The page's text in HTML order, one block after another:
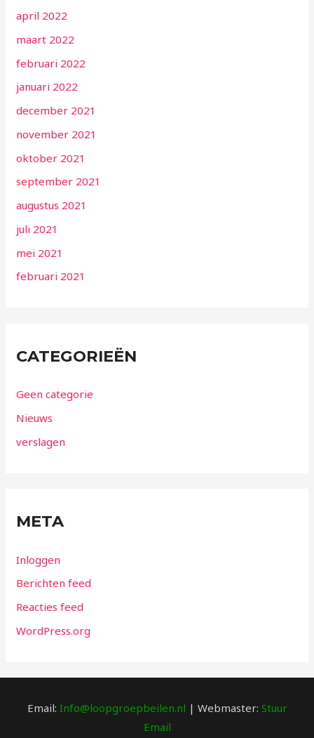
april 2022
maart 2022
februari 2022
januari 2022
december 2021
november 2021
oktober 2021
september 2021
augustus 2021
juli 2021
mei 2021
februari 2021
CATEGORIEËN
Geen categorie
Nieuws
verslagen
META
Inloggen
Berichten feed
Reacties feed
WordPress.org
Email: Info@loopgroepbeilen.nl | Webmaster: Stuur
Email